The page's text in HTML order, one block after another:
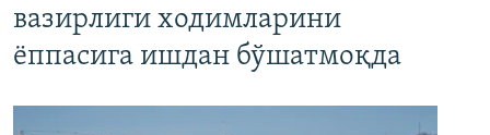
вазирлиги ходимларини
ёппасига ишдан бўшатмоқда